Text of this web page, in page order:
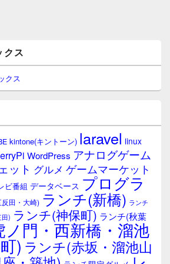
ス
クス
kintone(キントーン) laravel linux
WordPress アナログゲーム
ット グルメ ゲームマーケット
ビ番組 データベース プログラ
田・大崎) ランチ(新橋) ランチ
) ランチ(神保町) ランチ(秋葉
ノ門・西新橋・溜池
) ランチ(赤坂・溜池山